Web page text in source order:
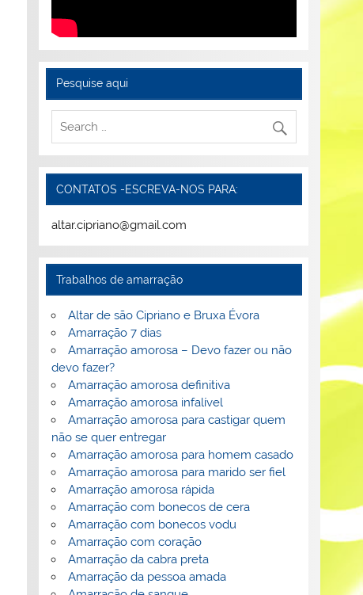
Pesquise aqui
CONTATOS -ESCREVA-NOS PARA:
altar.cipriano@gmail.com
Trabalhos de amarração
Altar de são Cipriano e Bruxa Évora
Amarração 7 dias
Amarração amorosa – Devo fazer ou não
devo fazer?
Amarração amorosa definitiva
Amarração amorosa infalível
Amarração amorosa para castigar quem
não se quer entregar
Amarração amorosa para homem casado
Amarração amorosa para marido ser fiel
Amarração amorosa rápida
Amarração com bonecos de cera
Amarração com bonecos vodu
Amarração com coração
Amarração da cabra preta
Amarração da pessoa amada